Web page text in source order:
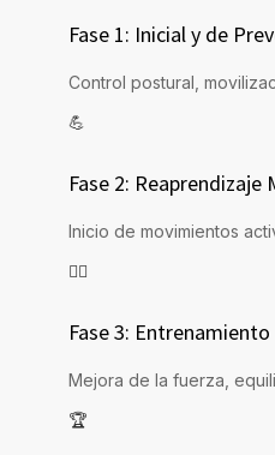
Fase 1: Inicial y de
Control postural,
💪
Fase 2: Reaprendizaje
Inicio de movimientos
🚶‍♀️
Fase 3:
Mejora de la fuerza,
🏆